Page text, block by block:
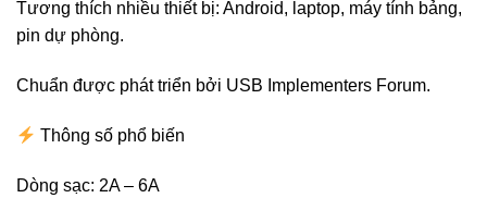
Tương thích nhiều thiết bị: Android, laptop, máy tính bảng,
pin dự phòng.
Chuẩn được phát triển bởi USB Implementers Forum.
Thông số phổ biến
Dòng sạc: 2A – 6A